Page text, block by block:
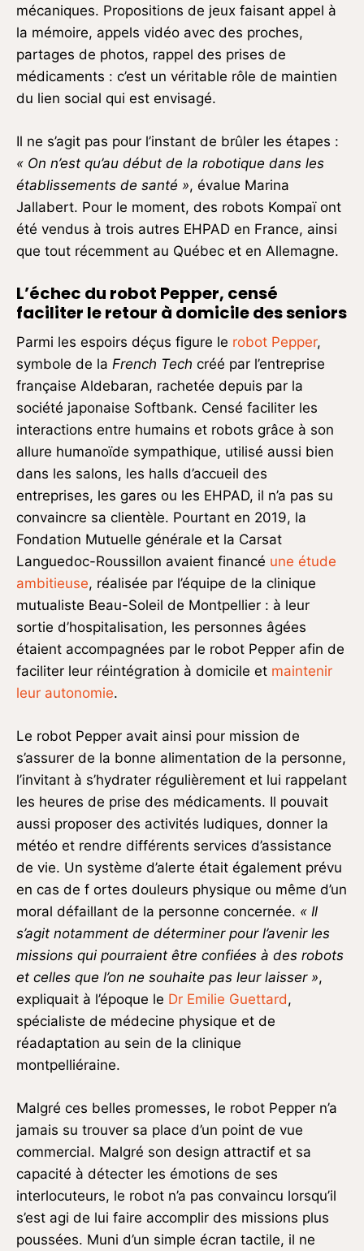
mécaniques. Propositions de jeux faisant appel à
la mémoire, appels vidéo avec des proches,
partages de photos, rappel des prises de
médicaments : c’est un véritable rôle de maintien
du lien social qui est envisagé.
Il ne s’agit pas pour l’instant de brûler les étapes :
« On n’est qu’au début de la robotique dans les
établissements de santé », évalue Marina
Jallabert. Pour le moment, des robots Kompaï ont
été vendus à trois autres EHPAD en France, ainsi
que tout récemment au Québec et en Allemagne.
L’échec du robot Pepper, censé
faciliter le retour à domicile des seniors
Parmi les espoirs déçus figure le robot Pepper,
symbole de la French Tech créé par l’entreprise
française Aldebaran, rachetée depuis par la
société japonaise Softbank. Censé faciliter les
interactions entre humains et robots grâce à son
allure humanoïde sympathique, utilisé aussi bien
dans les salons, les halls d’accueil des
entreprises, les gares ou les EHPAD, il n’a pas su
convaincre sa clientèle. Pourtant en 2019, la
Fondation Mutuelle générale et la Carsat
Languedoc-Roussillon avaient financé une étude
ambitieuse, réalisée par l’équipe de la clinique
mutualiste Beau-Soleil de Montpellier : à leur
sortie d’hospitalisation, les personnes âgées
étaient accompagnées par le robot Pepper afin de
faciliter leur réintégration à domicile et maintenir
leur autonomie.
Le robot Pepper avait ainsi pour mission de
s’assurer de la bonne alimentation de la personne,
l’invitant à s’hydrater régulièrement et lui rappelant
les heures de prise des médicaments. Il pouvait
aussi proposer des activités ludiques, donner la
météo et rendre différents services d’assistance
de vie. Un système d’alerte était également prévu
en cas de f ortes douleurs physique ou même d’un
moral défaillant de la personne concernée. « Il
s’agit notamment de déterminer pour l’avenir les
missions qui pourraient être confiées à des robots
et celles que l’on ne souhaite pas leur laisser »,
expliquait à l’époque le Dr Emilie Guettard,
spécialiste de médecine physique et de
réadaptation au sein de la clinique
montpelliéraine.
Malgré ces belles promesses, le robot Pepper n’a
jamais su trouver sa place d’un point de vue
commercial. Malgré son design attractif et sa
capacité à détecter les émotions de ses
interlocuteurs, le robot n’a pas convaincu lorsqu’il
s’est agi de lui faire accomplir des missions plus
poussées. Muni d’un simple écran tactile, il ne